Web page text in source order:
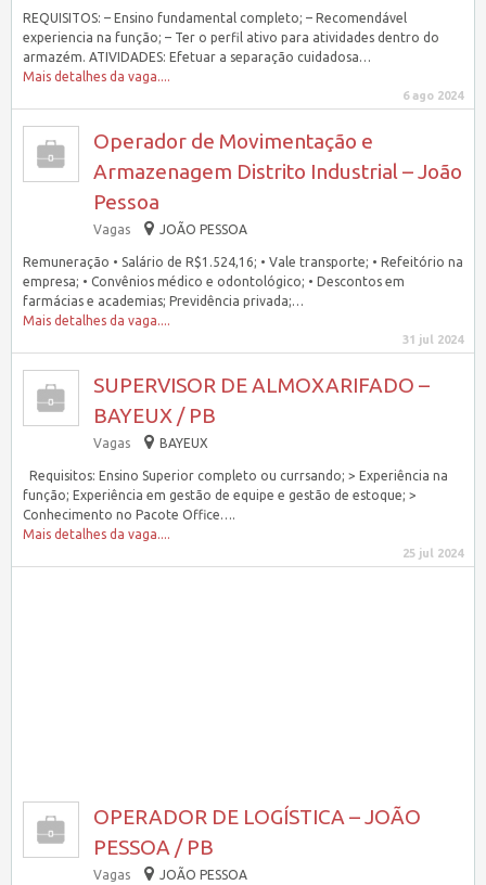
REQUISITOS: – Ensino fundamental completo; – Recomendável
experiencia na função; – Ter o perfil ativo para atividades dentro do
armazém. ATIVIDADES: Efetuar a separação cuidadosa…
Mais detalhes da vaga....
6 ago 2024
Operador de Movimentação e
Armazenagem Distrito Industrial – João
Pessoa
Vagas JOÃO PESSOA
Remuneração • Salário de R$1.524,16; • Vale transporte; • Refeitório na
empresa; • Convênios médico e odontológico; • Descontos em
farmácias e academias; Previdência privada;…
Mais detalhes da vaga....
31 jul 2024
SUPERVISOR DE ALMOXARIFADO –
BAYEUX / PB
Vagas BAYEUX
Requisitos: Ensino Superior completo ou currsando; > Experiência na
função; Experiência em gestão de equipe e gestão de estoque; >
Conhecimento no Pacote Office….
Mais detalhes da vaga....
25 jul 2024
OPERADOR DE LOGÍSTICA – JOÃO
PESSOA / PB
Vagas JOÃO PESSOA